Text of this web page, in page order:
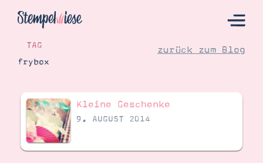
Hier Starten
Katalog
Bestellen
Kontakt
TAG
frybox
zurück zum Blog
Kleine Geschenke
9. AUGUST 2014